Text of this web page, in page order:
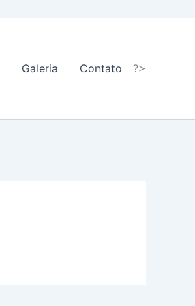
Galeria Contato ?>